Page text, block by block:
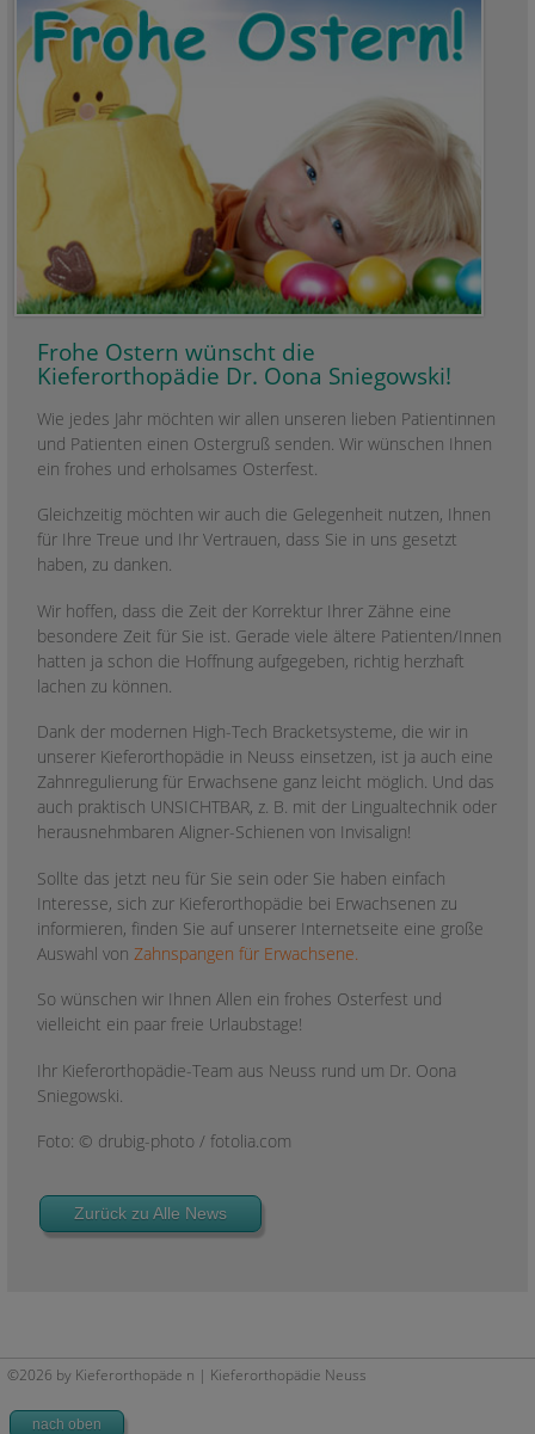
Frohe Ostern wünscht die
Kieferorthopädie Dr. Oona Sniegowski!
Wie jedes Jahr möchten wir allen unseren lieben Patientinnen
und Patienten einen Ostergruß senden. Wir wünschen Ihnen
ein frohes und erholsames Osterfest.
Gleichzeitig möchten wir auch die Gelegenheit nutzen, Ihnen
für Ihre Treue und Ihr Vertrauen, dass Sie in uns gesetzt
haben, zu danken.
Wir hoffen, dass die Zeit der Korrektur Ihrer Zähne eine
besondere Zeit für Sie ist. Gerade viele ältere Patienten/Innen
hatten ja schon die Hoffnung aufgegeben, richtig herzhaft
lachen zu können.
Dank der modernen High-Tech Bracketsysteme, die wir in
unserer Kieferorthopädie in Neuss einsetzen, ist ja auch eine
Zahnregulierung für Erwachsene ganz leicht möglich. Und das
auch praktisch UNSICHTBAR, z. B. mit der Lingualtechnik oder
herausnehmbaren Aligner-Schienen von Invisalign!
Sollte das jetzt neu für Sie sein oder Sie haben einfach
Interesse, sich zur Kieferorthopädie bei Erwachsenen zu
informieren, finden Sie auf unserer Internetseite eine große
Auswahl von Zahnspangen für Erwachsene.
So wünschen wir Ihnen Allen ein frohes Osterfest und
vielleicht ein paar freie Urlaubstage!
Ihr Kieferorthopädie-Team aus Neuss rund um Dr. Oona
Sniegowski.
Foto: © drubig-photo / fotolia.com
Zurück zu Alle News
©2026 by Kieferorthopäde n | Kieferorthopädie Neuss
nach oben